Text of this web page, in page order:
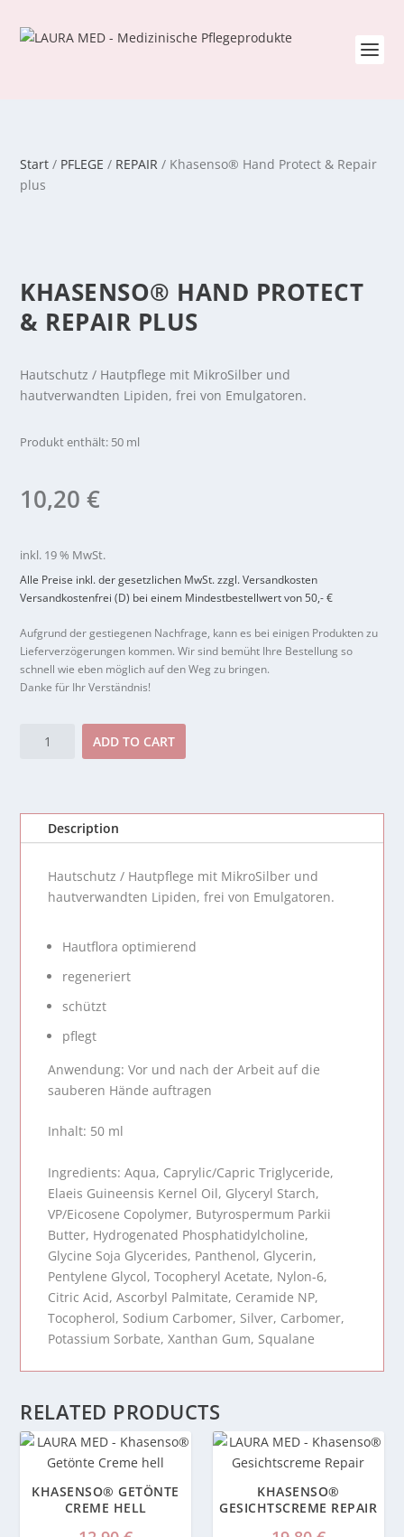
Start / PFLEGE / REPAIR / Khasenso® Hand Protect & Repair
plus
KHASENSO® HAND PROTECT
& REPAIR PLUS
Hautschutz / Hautpflege mit MikroSilber und
hautverwandten Lipiden, frei von Emulgatoren.
Produkt enthält: 50 ml
10,20€
inkl. 19 % MwSt.
Alle Preise inkl. der gesetzlichen MwSt. zzgl. Versandkosten
Versandkostenfrei (D) bei einem Mindestbestellwert von 50,- €
Aufgrund der gestiegenen Nachfrage, kann es bei einigen Produkten zu
Lieferverzögerungen kommen. Wir sind bemüht Ihre Bestellung so
schnell wie eben möglich auf den Weg zu bringen.
Danke für Ihr Verständnis!
Khasenso®
Repair
ADD TO CART
Description
Hautschutz / Hautpflege mit MikroSilber und
hautverwandten Lipiden, frei von Emulgatoren.
Hautflora optimierend
regeneriert
schützt
pflegt
Anwendung: Vor und nach der Arbeit auf die
sauberen Hände auftragen
Inhalt: 50 ml
Ingredients: Aqua, Caprylic/Capric Triglyceride,
Elaeis Guineensis Kernel Oil, Glyceryl Starch,
VP/Eicosene Copolymer, Butyrospermum Parkii
Butter, Hydrogenated Phosphatidylcholine,
Glycine Soja Glycerides, Panthenol, Glycerin,
Pentylene Glycol, Tocopheryl Acetate, Nylon-6,
Citric Acid, Ascorbyl Palmitate, Ceramide NP,
Tocopherol, Sodium Carbomer, Silver, Carbomer,
Potassium Sorbate, Xanthan Gum, Squalane
RELATED PRODUCTS
KHASENSO® GETÖNTE
CREME HELL
KHASENSO®
GESICHTSCREME REPAIR